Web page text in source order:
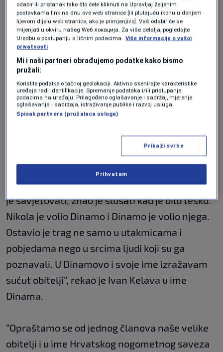
“U ime Dinama, htio bih s vama podijeliti par
rečenica. Odajemo počast jednom od nas.
Teško je pronaći riječi koje opisuju prazninu
koja je ostavila ova tragična vijest. Bio je dio
jedne posebne generacije Dinama, koji je nosio
njegov dres s ponosom. Znao je u svaku
svlačionicu unijeti mir, šalu, a često i riječ
Izvan terena je pobijedio bolest, koja mu je
stala na put i tako pokazao svoj karakter. Znao
je savjetovati, znao je slušati kad je bilo teško.
Nikola je volio Dinamo i Dinamo je volio njega.
Ostavio je trag ne samo u utakmicama i
pobjedama nego u srcima ljudi koji su ga
poznavali. U Dinamovo i svoje ime izražavam
sućut obitelji”, rekao je Ivan Kelava u ime
Dinama.
“Opraštamo se od jednog članova naše velike
obitelji i u ime Hrvatskog nogometnog saveza
odabir ili pristanak tako što ćete kliknuti na Upravljaj željenim
postavkama link na dnu ove web stranice [ili plutajuću ikonu u donjem
lijevom dijelu web stranice, ako je primjenjivo]. Vaš odabir će se
mijenjati u okviru našeg Wеб локација. Za više detalja, pogledajte
Uredbu o postupanju s ličnim podacima. Više informacija o vašoj
privatnosti
Mi i naši partneri obrađujemo podatke kako bismo
pružali:
Koristite podatke o tačnoj geolokaciji. Aktivno skenirajte karakteristike
uređaja radi identifikacije. Spremanje podataka i/ili pristupanje
podacima na uređaju. Prilagođeno oglašavanje i sadržaj, mjerenje
oglašavanja i sadržaja, istraživanje publike i razvoj usluga.
Spisak partnera (pružalaca usluga)
Prikaži svrhe
Prihvatam